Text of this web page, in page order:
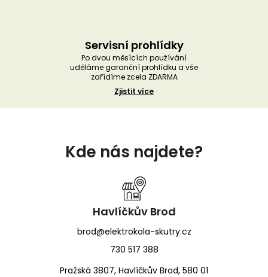
Servisní prohlídky
Po dvou měsících používání
uděláme garanční prohlídku a vše
zařídíme zcela ZDARMA
Zjistit více
Kde nás najdete?
Havlíčkův Brod
brod@elektrokola-skutry.cz
730 517 388
Pražská 3807, Havlíčkův Brod, 580 01